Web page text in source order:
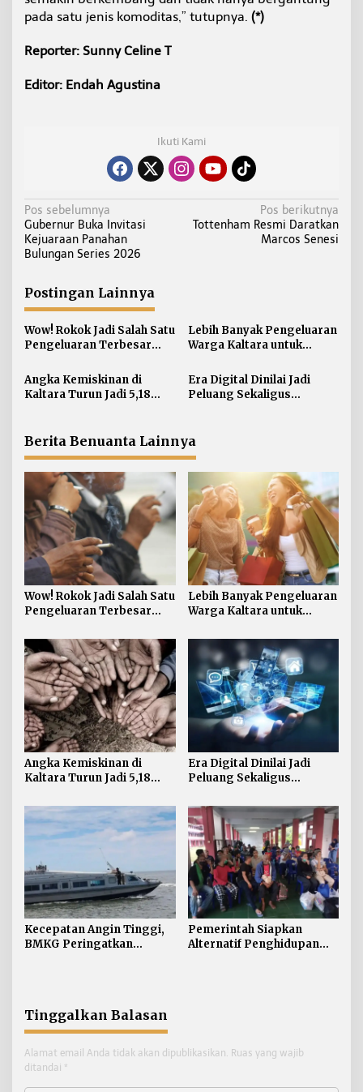
pada satu jenis komoditas,” tutupnya. (*)
Reporter: Sunny Celine T
Editor: Endah Agustina
Ikuti Kami
N
a
v
g
a
s
i
o
Pos sebelumnya
Gubernur Buka Invitasi
Kejuaraan Panahan
Bulungan Series 2026
Pos berikutnya
Tottenham Resmi Daratkan
Marcos Senesi
Postingan Lainnya
Wow! Rokok Jadi Salah Satu
Pengeluaran Terbesar
Lebih Banyak Pengeluaran
Warga Kaltara untuk
Angka Kemiskinan di
Kaltara Turun Jadi 5,18
Meningkat
Era Digital Dinilai Jadi
Peluang Sekaligus
Berita Benuanta Lainnya
Wow! Rokok Jadi Salah Satu
Pengeluaran Terbesar
Lebih Banyak Pengeluaran
Warga Kaltara untuk
Angka Kemiskinan di
Kaltara Turun Jadi 5,18
dan Keparahan Justru
Meningkat
Era Digital Dinilai Jadi
Peluang Sekaligus
Kembang Anak
Kecepatan Angin Tinggi,
BMKG Peringatkan
Pemerintah Siapkan
Alternatif Penghidupan
Tinggalkan Balasan
Alamat email Anda tidak akan dipublikasikan. Ruas yang wajib
ditandai *